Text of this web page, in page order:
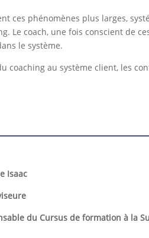
ces phénomènes plus larges,
Le coach, une fois conscient de
le système.
coaching au système client, les
Isaac
du Cursus de formation à la